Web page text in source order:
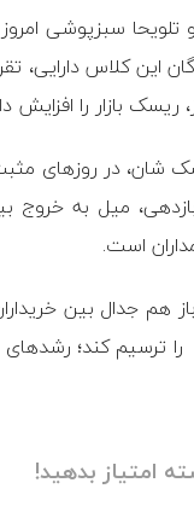
قدرت خرید ۱۰ را ثبت کرده و
این کلاس دارایی،
شان، در روز‌های
میل به خروج
است.
۶۰ همت نزدیک شد که باز هم
ترسیم کند؛ رشد‌های
امتیاز بدهید!